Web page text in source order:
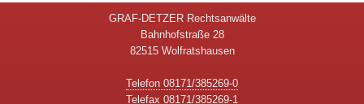
GRAF-DETZER Rechtsanwälte
Bahnhofstraße 28
82515 Wolfratshausen
Telefon 08171/385269-0
Telefax 08171/385269-1